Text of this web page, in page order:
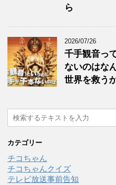
ら
2026/07/26
千手観音っ
ないのはな
世界を救う
カテゴリー
チコちゃん
チコちゃんクイズ
テレビ放送事前告知